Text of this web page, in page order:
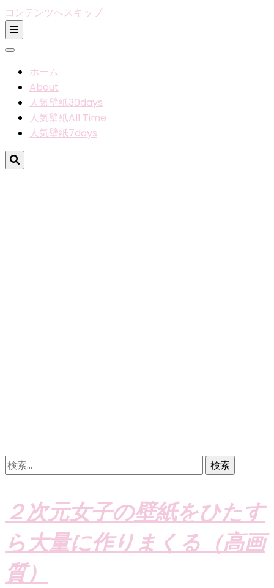
コンテンツへスキップ
ホーム
About
人気壁紙30days
人気壁紙All Time
人気壁紙7days
検
索:
２次元女子の壁紙をひたす
ら大量に作りまくる（高画
質）